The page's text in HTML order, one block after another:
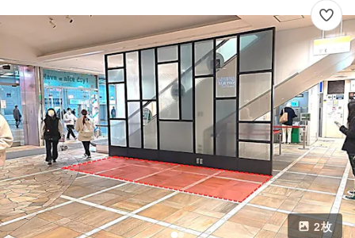
2枚